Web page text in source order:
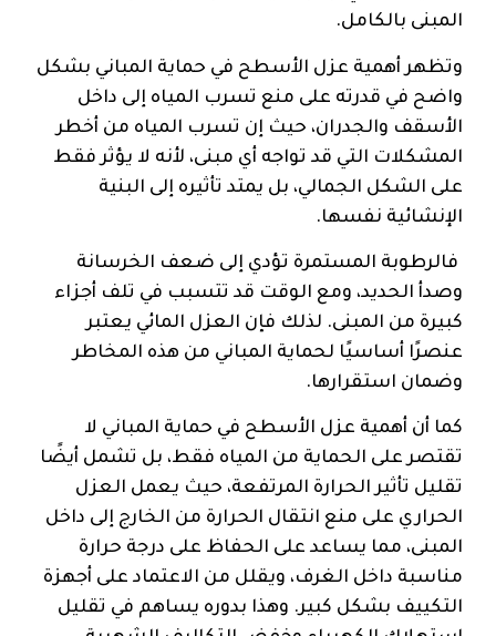
المبنى بالكامل.
وتظهر أهمية عزل الأسطح في حماية المباني بشكل
واضح في قدرته على منع تسرب المياه إلى داخل
الأسقف والجدران، حيث إن تسرب المياه من أخطر
المشكلات التي قد تواجه أي مبنى، لأنه لا يؤثر فقط
على الشكل الجمالي، بل يمتد تأثيره إلى البنية
الإنشائية نفسها.
فالرطوبة المستمرة تؤدي إلى ضعف الخرسانة
وصدأ الحديد، ومع الوقت قد تتسبب في تلف أجزاء
كبيرة من المبنى. لذلك فإن العزل المائي يعتبر
عنصرًا أساسيًا لحماية المباني من هذه المخاطر
وضمان استقرارها.
كما أن أهمية عزل الأسطح في حماية المباني لا
تقتصر على الحماية من المياه فقط، بل تشمل أيضًا
تقليل تأثير الحرارة المرتفعة، حيث يعمل العزل
الحراري على منع انتقال الحرارة من الخارج إلى داخل
المبنى، مما يساعد على الحفاظ على درجة حرارة
مناسبة داخل الغرف، ويقلل من الاعتماد على أجهزة
التكييف بشكل كبير. وهذا بدوره يساهم في تقليل